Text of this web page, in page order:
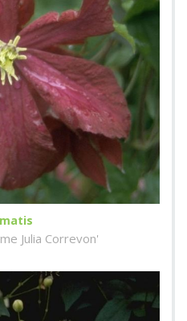
Julia Correvon'